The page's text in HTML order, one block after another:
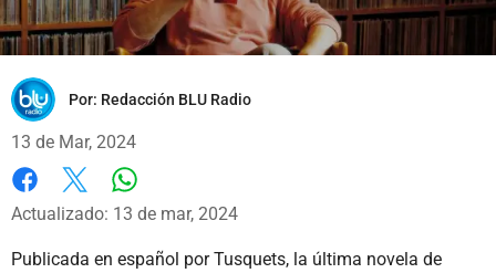
Por: Redacción BLU Radio
13 de Mar, 2024
Facebook
X
Actualizado: 13 de mar, 2024
Publicada en español por Tusquets, la última novela de